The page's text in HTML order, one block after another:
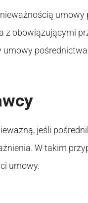
umowy
z obowiązującymi
jeśli
W takim
umowy.